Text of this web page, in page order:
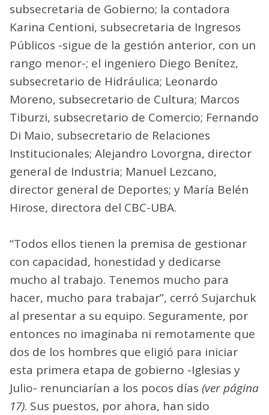
subsecretaria de Gobierno; la contadora
Karina Centioni, subsecretaria de Ingresos
Públicos -sigue de la gestión anterior, con un
rango menor-; el ingeniero Diego Benítez,
subsecretario de Hidráulica; Leonardo
Moreno, subsecretario de Cultura; Marcos
Tiburzi, subsecretario de Comercio; Fernando
Di Maio, subsecretario de Relaciones
Institucionales; Alejandro Lovorgna, director
general de Industria; Manuel Lezcano,
director general de Deportes; y María Belén
Hirose, directora del CBC-UBA.
“Todos ellos tienen la premisa de gestionar
con capacidad, honestidad y dedicarse
mucho al trabajo. Tenemos mucho para
hacer, mucho para trabajar”, cerró Sujarchuk
al presentar a su equipo. Seguramente, por
entonces no imaginaba ni remotamente que
dos de los hombres que eligió para iniciar
esta primera etapa de gobierno -Iglesias y
Julio- renunciarían a los pocos días (ver página
17). Sus puestos, por ahora, han sido